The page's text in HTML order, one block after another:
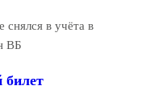
снялся в учёта в
ВБ
билет